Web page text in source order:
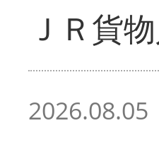
ＪＲ貨
2026.08.05